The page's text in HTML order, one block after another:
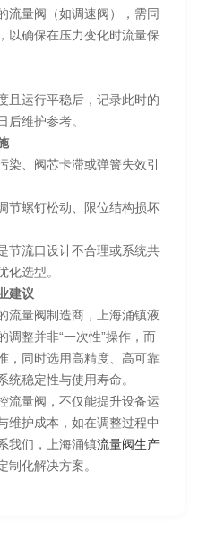
流量阀（如调速阀），需同
以确保在压力变化时流量保
且运行平稳后，记录此时的
后维护参考。
染、阀芯卡滞或弹簧失效引
节螺钉松动、限位结构损坏
节流口设计不合理或系统共
化选型。
建议
流量阀制造商，上海涌镇液
调整并非“一次性”操作，而
，同时选用高精度、高可靠
稳定性与使用寿命。
流量阀，不仅能提升设备运
维护成本，如在调整过程中
我们，上海涌镇流量阀生产
制化解决方案。